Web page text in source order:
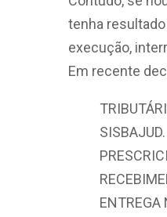
tenha
execução,
Em recente
ENTREGA